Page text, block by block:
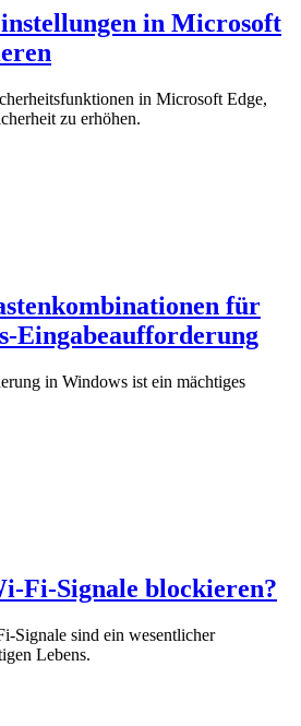
in Microsoft
in Microsoft Edge,
zu erhöhen.
für
Eingabeaufforderung
in Windows ist ein mächtiges
Fi-Signale blockieren?
Signale sind ein wesentlicher
Lebens.